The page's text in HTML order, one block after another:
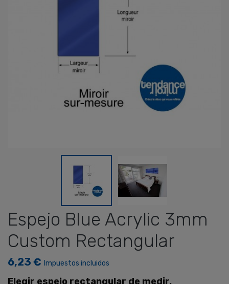
Espejo Blue Acrylic 3mm
Custom Rectangular
6,23 € Impuestos incluidos
Elegir espejo rectangular de medir.